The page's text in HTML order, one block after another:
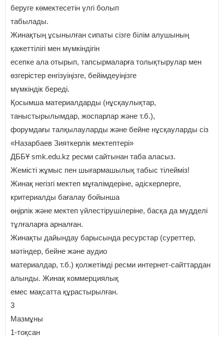
беруге көмектесетін үлгі болып
табылады.
Жинақтың ұсынылған сипаты сізге білім алушының
қажеттілігі мен мүмкіндігін
есепке ала отырып, тапсырмаларға толықтырулар мен
өзгерістер енгізуіңізге, бейімдеуіңізге
мүмкіндік береді.
Қосымша материалдарды (нұсқаулықтар,
таныстырылымдар, жоспарлар және т.б.),
форумдағы талқылауларды және бейне нұсқауларды сіз
«Назарбаев Зияткерлік мектептері»
ДББҰ smk.edu.kz ресми сайтынан таба аласыз.
Жемісті жұмыс пен шығармашылық табыс тілейміз!
Жинақ негізгі мектеп мұғалімдеріне, әдіскерлерге,
критериалды бағалау бойынша
өңірлік және мектеп үйлестірушілеріне, басқа да мүдделі
тұлғаларға арналған.
Жинақты дайындау барысында ресурстар (суреттер,
мәтіндер, бейне және аудио
материалдар, т.б.) қолжетімді ресми интернет-сайттардан
алынды. Жинақ коммерциялық
емес мақсатта құрастырылған.
3
Мазмұны
1-тоқсан